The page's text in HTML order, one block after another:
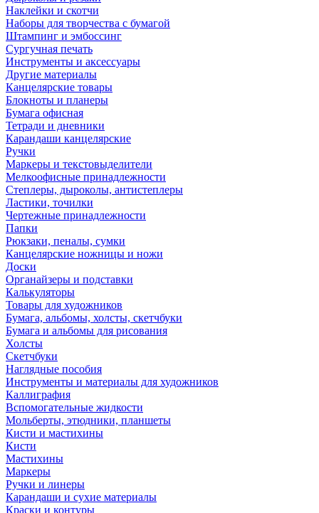
Наклейки и скотчи
Наборы для творчества с бумагой
Штампинг и эмбоссинг
Сургучная печать
Инструменты и аксессуары
Другие материалы
Канцелярские товары
Блокноты и планеры
Бумага офисная
Тетради и дневники
Карандаши канцелярские
Ручки
Маркеры и текстовыделители
Мелкоофисные принадлежности
Степлеры, дыроколы, антистеплеры
Ластики, точилки
Чертежные принадлежности
Папки
Рюкзаки, пеналы, сумки
Канцелярские ножницы и ножи
Доски
Органайзеры и подставки
Калькуляторы
Товары для художников
Бумага, альбомы, холсты, скетчбуки
Бумага и альбомы для рисования
Холсты
Скетчбуки
Наглядные пособия
Инструменты и материалы для художников
Каллиграфия
Вспомогательные жидкости
Мольберты, этюдники, планшеты
Кисти и мастихины
Кисти
Мастихины
Маркеры
Ручки и линеры
Карандаши и сухие материалы
Краски и контуры